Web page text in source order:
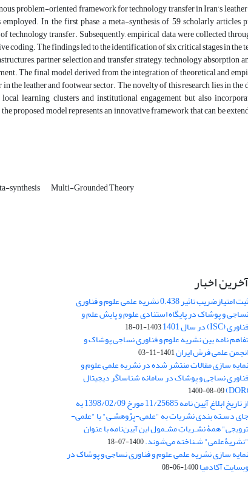
problem-oriented framework for technology transfer in Iran’s
In the first phase, a meta-synthesis of 59 scholarly articles
technology transfer. Subsequently, empirical data were collected
coding. The findings led to the identification of six critical stages in
partner selection and transfer strategy, technology
The final model, derived from the integration of theoretical and
leather and footwear sector. The novelty of this research lies in the
learning clusters and institutional engagement but also
proposed model represents an innovative framework that can be
synthesis Multi-Grounded Theory
آخرین اخبار
ثبت امتیازضریب تاثیر 0.438 نشریه علمی علوم و فناوری
نساجی و پوشاک در پایگاه استنادی علوم و پایش علم و
فناوری (ISC) در سال 1401 1403-01-18
تفاهم نامه بین نشریه علوم و فناوری نساجی پوشاک و
انجمن علمی فرش ایران1401-11-03
نمایه سازی مقالات منتشر شده در نشریه علمی علوم و
فناوری نساجی و پوشاک در سامانه شناساگر دیجیتال
(DOR)
1400-08-09
از تاریخ ابلاغ آیین نامه 11/25685 مورخ 1398/02/09 به
جای دسـته بندی نشریات به "علمی-پژوهشـی" یا "علمی-
ترویجی" همۀ نشـریاتِ مشـمول این آیین‌نامه با عنوان
"نشریۀعلمی" شـناخته می‌شوند.1400-07-18
نمایه سازی نشریه علمی علوم و فناوری نساجی و پوشاک در
وبسایت آکادمیا1400-06-08